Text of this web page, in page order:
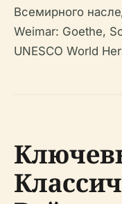
Всемирного
Weimar: Goethe,
UNESCO World